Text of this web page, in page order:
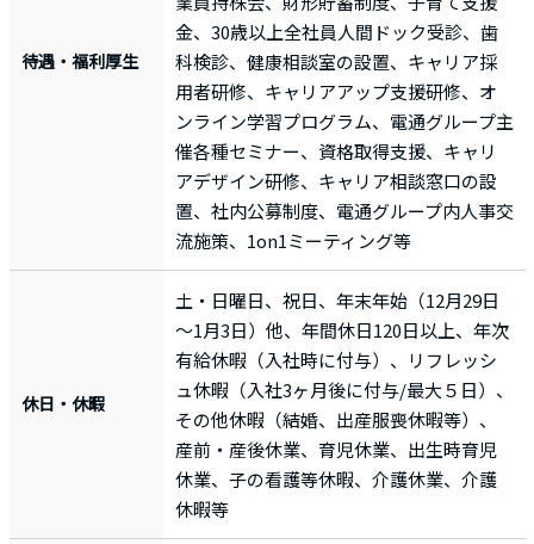
待遇・福利厚生
金、30歳以上全社員人間ドック受診、歯
科検診、健康相談室の設置、キャリア採
用者研修、キャリアアップ支援研修、オ
ンライン学習プログラム、電通グループ主
催各種セミナー、資格取得支援、キャリ
アデザイン研修、キャリア相談窓口の設
置、社内公募制度、電通グループ内人事交
流施策、1on1ミーティング等
休日・休暇
土・日曜日、祝日、年末年始（12月29日
～1月3日）他、年間休日120日以上、年次
有給休暇（入社時に付与）、リフレッシ
ュ休暇（入社3ヶ月後に付与/最大５日）、
その他休暇（結婚、出産服喪休暇等）、
産前・産後休業、育児休業、出生時育児
休業、子の看護等休暇、介護休業、介護
休暇等